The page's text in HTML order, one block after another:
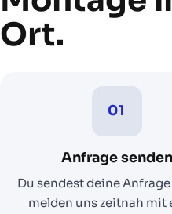
Ort.
01
Anfrage senden
Du sendest deine
melden uns zeitnah mit